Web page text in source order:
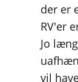
der er
RV'er
Jo
vil